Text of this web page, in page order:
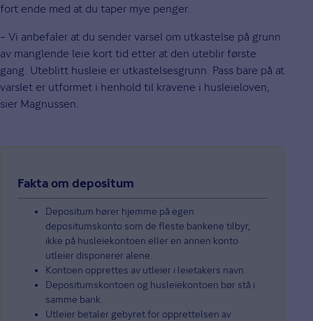
fort ende med at du taper mye penger.
– Vi anbefaler at du sender varsel om utkastelse på grunn
av manglende leie kort tid etter at den uteblir første
gang. Uteblitt husleie er utkastelsesgrunn. Pass bare på at
varslet er utformet i henhold til kravene i husleieloven,
sier Magnussen.
Fakta om depositum
Depositum hører hjemme på egen
depositumskonto som de fleste bankene tilbyr,
ikke på husleiekontoen eller en annen konto
utleier disponerer alene.
Kontoen opprettes av utleier i leietakers navn.
Depositumskontoen og husleiekontoen bør stå i
samme bank.
Utleier betaler gebyret for opprettelsen av